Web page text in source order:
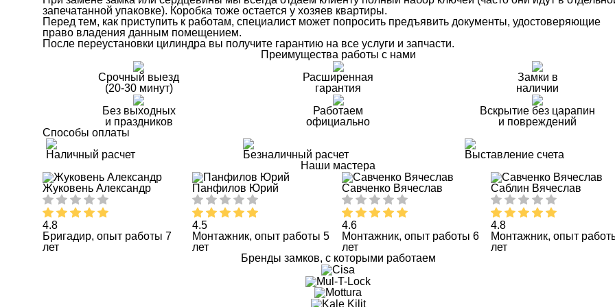
запечатанной упаковке). Коробка тоже остается у хозяев квартиры.
Перед тем, как приступить к работам, специалист может попросить предъявить документы, удостоверяющие
право владения данным помещением.
После переустановки цилиндра вы получите гарантию на все услуги и запчасти.
Преимущества работы с нами
Срочный выезд
(20-30 минут)
Расширенная
гарантия
Замки в
наличии
Без выходных
и праздников
Работаем
официально
Вскрытие без царапин
и повреждений
Способы оплаты
Наличный расчет
Безналичный расчет
Выставление счета
Наши мастера
Жуковень Александр
4.8
Бригадир, опыт работы 7
лет
Панфилов Юрий
4.5
Монтажник, опыт работы 5
лет
Савченко Вячеслав
4.6
Монтажник, опыт работы 6
лет
Саблин Вячеслав
4.8
Монтажник, опыт
лет
Бренды замков, с которыми работаем